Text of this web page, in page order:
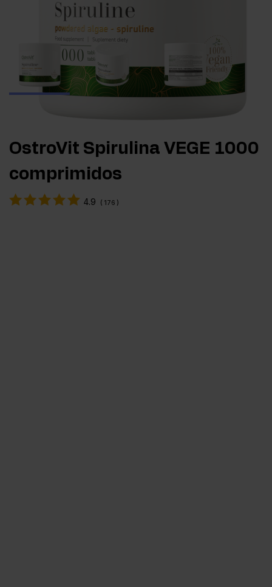
OstroVit Spirulina VEGE 1000
comprimidos
4.9 ( 176 )